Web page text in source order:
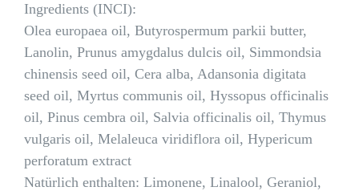
Ingredients (INCI):
Olea europaea oil, Butyrospermum parkii butter,
Lanolin, Prunus amygdalus dulcis oil, Simmondsia
chinensis seed oil, Cera alba, Adansonia digitata
seed oil, Myrtus communis oil, Hyssopus officinalis
oil, Pinus cembra oil, Salvia officinalis oil, Thymus
vulgaris oil, Melaleuca viridiflora oil, Hypericum
perforatum extract
Natürlich enthalten: Limonene, Linalool, Geraniol,